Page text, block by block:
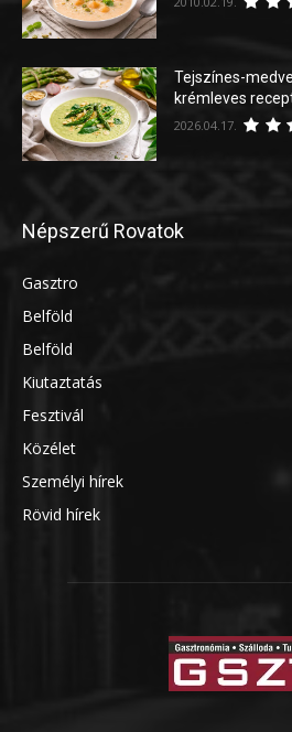
Tejszínes-
krémleves
2026.04.17.
Népszerű Rovatok
Gasztro
Belföld
Belföld
Kiutaztatás
Fesztivál
Közélet
Személyi hírek
Rövid hírek